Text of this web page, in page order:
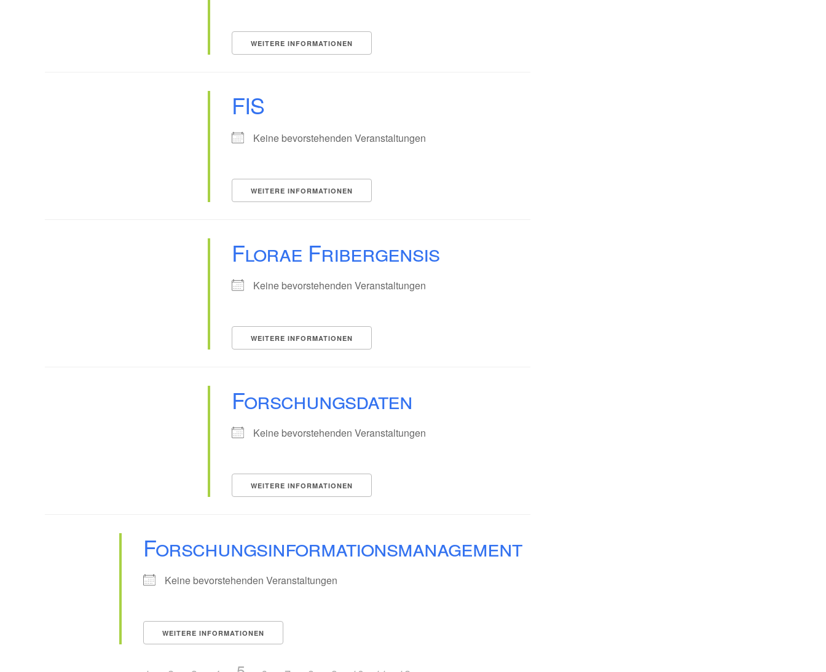
WEITERE INFORMATIONEN
FIS
Keine bevorstehenden Veranstaltungen
WEITERE INFORMATIONEN
Florae Fribergensis
Keine bevorstehenden Veranstaltungen
WEITERE INFORMATIONEN
Forschungsdaten
Keine bevorstehenden Veranstaltungen
WEITERE INFORMATIONEN
Forschungsinformationsmanagement
Keine bevorstehenden Veranstaltungen
WEITERE INFORMATIONEN